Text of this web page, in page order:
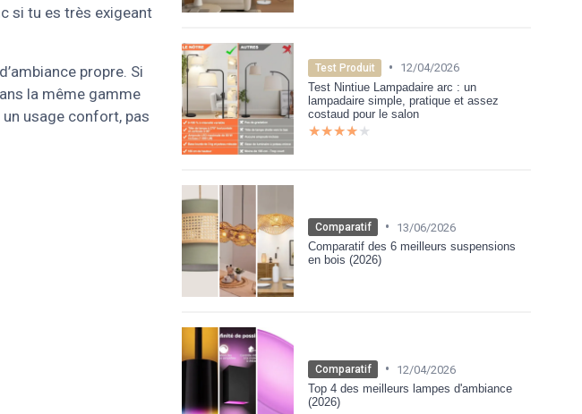
si tu es très exigeant
propre. Si
la même gamme
usage confort, pas
Test Produit •
12/04/2026
Test Nintiue Lampadaire arc : un
lampadaire simple, pratique et assez
costaud pour le salon
★★★★★
★★★★★
Comparatif •
13/06/2026
Comparatif des 6 meilleurs suspensions
en bois (2026)
Comparatif •
12/04/2026
Top 4 des meilleurs lampes d'ambiance
(2026)